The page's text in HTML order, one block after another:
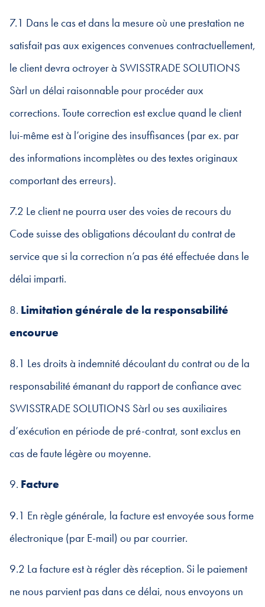
7.1 Dans le cas et dans la mesure où une prestation ne
satisfait pas aux exigences convenues contractuellement,
le client devra octroyer à SWISSTRADE SOLUTIONS
Sàrl un délai raisonnable pour procéder aux
corrections. Toute correction est exclue quand le client
lui-même est à l’origine des insuffisances (par ex. par
des informations incomplètes ou des textes originaux
comportant des erreurs).
7.2 Le client ne pourra user des voies de recours du
Code suisse des obligations découlant du contrat de
service que si la correction n’a pas été effectuée dans le
délai imparti.
8. Limitation générale de la responsabilité
encourue
8.1 Les droits à indemnité découlant du contrat ou de la
responsabilité émanant du rapport de confiance avec
SWISSTRADE SOLUTIONS Sàrl ou ses auxiliaires
d’exécution en période de pré-contrat, sont exclus en
cas de faute légère ou moyenne.
9. Facture
9.1 En règle générale, la facture est envoyée sous forme
électronique (par E-mail) ou par courrier.
9.2 La facture est à régler dès réception. Si le paiement
ne nous parvient pas dans ce délai, nous envoyons un